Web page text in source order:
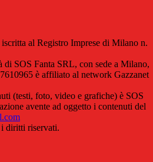
al Registro Imprese di Milano n.
di SOS Fanta SRL, con sede a Milano,
è affiliato al network Gazzanet
(testi, foto, video e grafiche) è SOS
avente ad oggetto i contenuti del
diritti riservati.